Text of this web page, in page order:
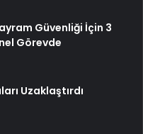
Güvenliği İçin 3
Görevde
Uzaklaştırdı